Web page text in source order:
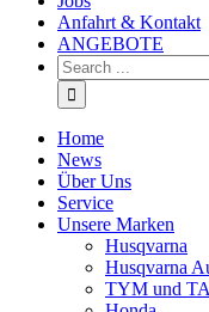
Anfahrt & Kontakt
ANGEBOTE
Home
News
Über Uns
Service
Unsere Marken
Husqvarna
Husqvarna
TYM und